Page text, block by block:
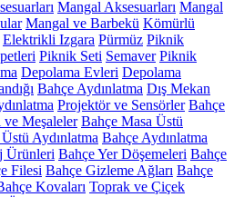
Mangal Aksesuarları Mangal
Mangal ve Barbekü Kömürlü
Elektrikli Izgara Pürmüz Piknik
Piknik Seti Semaver Piknik
Depolama Evleri Depolama
Bahçe Aydınlatma Dış Mekan
Projektör ve Sensörler Bahçe
ve Meşaleler Bahçe Masa Üstü
Aydınlatma Bahçe Aydınlatma
Ürünleri Bahçe Yer Döşemeleri Bahçe
Filesi Bahçe Gizleme Ağları Bahçe
Kovaları Toprak ve Çiçek